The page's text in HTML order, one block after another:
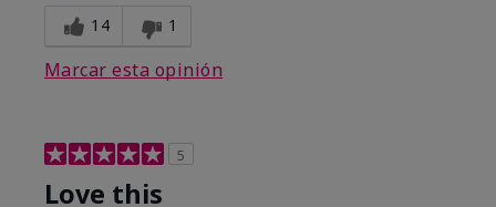
14 1
Marcar esta opinión
5
Love this